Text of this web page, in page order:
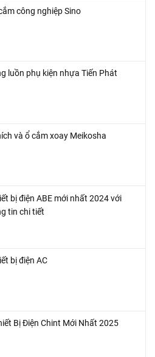
công nghiệp Sino
luồn phụ kiện nhựa Tiến Phát
và ổ cắm xoay Meikosha
bị điện ABE mới nhất 2024 với
tin chi tiết
bị điện AC
Bị Điện Chint Mới Nhất 2025